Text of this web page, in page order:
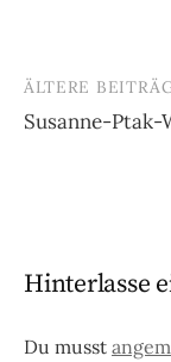
ÄLTERE
Susanne-Ptak-
Hinterlasse
Du musst